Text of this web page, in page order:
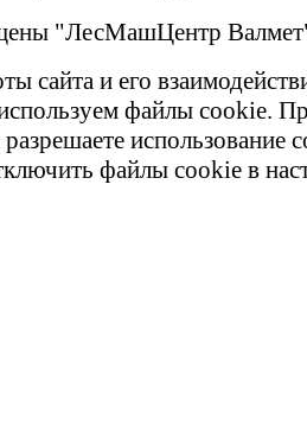
"ЛесМашЦентр
сайта и его
файлы cookie.
использование
файлы cookie в